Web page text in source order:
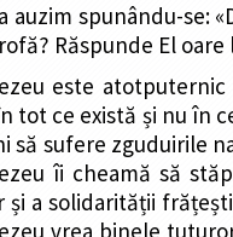
auzim spunându-se:
Răspunde El oare
este
tot ce există și nu în
să sufere zguduirile
îi cheamă să
și a solidarității
vrea binele